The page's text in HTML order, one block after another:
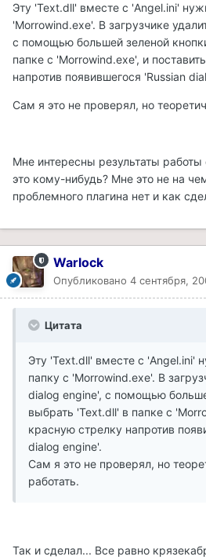
Эту 'Text.dll' вместе с 'Angel.ini'
'Morrowind.exe'. В загрузчике
с помощью большей зеленой
папке с 'Morrowind.exe', и
напротив появившегося 'Russian
Сам я это не проверял, но
Мне интересны результаты
это кому-нибудь? Мне это не на
проблемного плагина нет и как
Warlock
Опубликовано 4 сентября,
Цитата
Эту 'Text.dll' вместе с 'Angel.ini'
папку с 'Morrowind.exe'. В
dialog engine', с помощью
выбрать 'Text.dll' в папке с
красную стрелку напротив
dialog engine'.
Сам я это не проверял, но
работать.
Так и сделал... Все равно